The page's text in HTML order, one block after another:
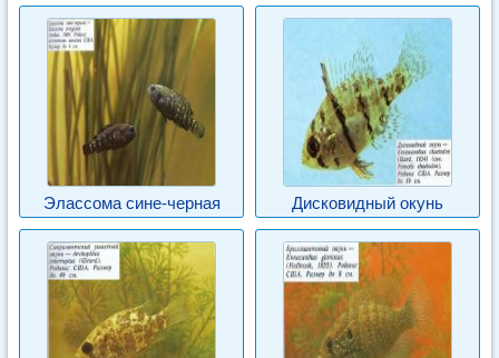
Элассома сине-черная Дисковидный окунь